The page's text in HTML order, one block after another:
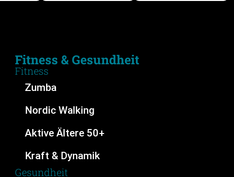
Fitness & Gesundheit
Fitness
Zumba
Nordic Walking
Aktive Ältere 50+
Kraft & Dynamik
Gesundheit